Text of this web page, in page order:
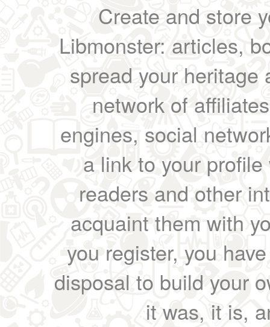
Create and store
Libmonster: articles,
spread your heritage
network of
engines, social
a link to your
readers and other
acquaint them with
you register, you
disposal to build your
it was, it is,